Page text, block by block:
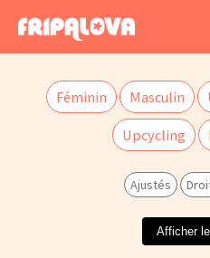
contenu
Féminin Masculin
Upcycling
Ajustés
Afficher